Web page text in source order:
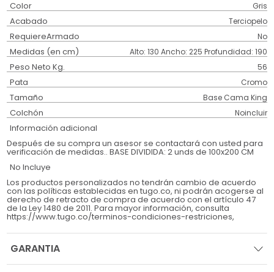
Color Gris
Acabado Terciopelo
RequiereArmado No
Medidas (en cm) Alto: 130 Ancho: 225 Profundidad: 190
Peso Neto Kg. 56
Pata Cromo
Tamaño Base Cama King
Colchón Noincluir
Información adicional
Después de su compra un asesor se contactará con usted para
verificación de medidas.. BASE DIVIDIDA: 2 unds de 100x200 CM
No Incluye
Los productos personalizados no tendrán cambio de acuerdo
con las políticas establecidas en tugo.co, ni podrán acogerse al
derecho de retracto de compra de acuerdo con el artículo 47
de la Ley 1480 de 2011. Para mayor información, consulta
https://www.tugo.co/terminos-condiciones-restriciones,
GARANTIA